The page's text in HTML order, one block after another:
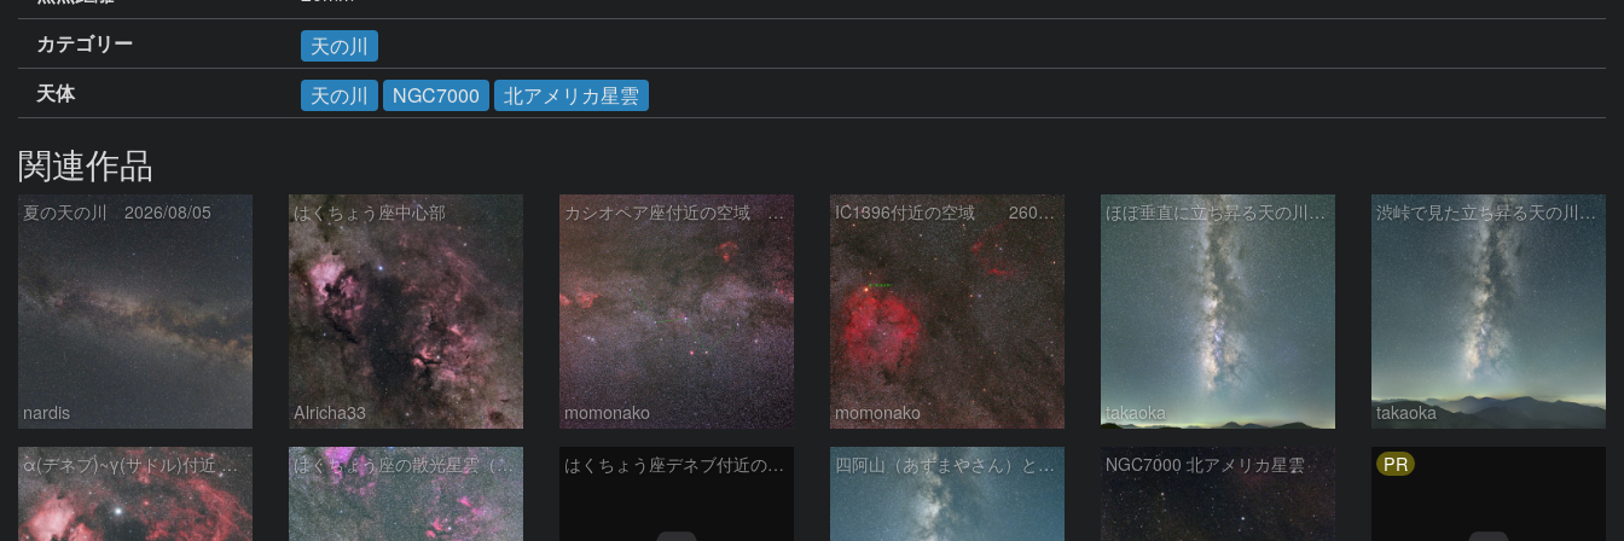
カテゴリー
天の川
天体
天の川 NGC7000 北アメリカ星雲
関連作品
夏の天の川 2026/08/05
nardis
はくちょう座中心部
Alricha33
カシオペア座付近の空域 260720
momonako
IC1396付近の空域 260720
momonako
ほぼ垂直に立ち昇る天の川銀河
takaoka
渋峠で見た立ち昇る天の川銀河
takaoka
α(デネブ)~γ(サドル)付近 NGC7000 北アメリカ星雲 IC5067~5070 ペリカン星雲 はくちょう座 はくちょう座の散光星雲（１００ｍｍ） はくちょう座デネブ付近の空域 260720 四阿山（あずまやさん）と立ち昇る夏の銀河 NGC7000 北アメリカ星雲 PR